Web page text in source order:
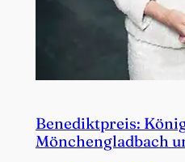
Benediktpreis:
Mönchengladbach